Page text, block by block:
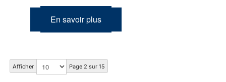
En savoir plus
Afficher Page 2 sur 15